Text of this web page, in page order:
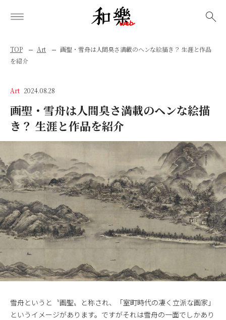
TOP Art
画聖・雪舟は人間臭さ満載のヘンな絵描き？ 生涯と作品
を紹介
Art 2024.08.28
画聖・雪舟は人間臭さ満載のヘンな絵描
き？ 生涯と作品を紹介
雪舟というと〝画聖〟と称され、「室町時代の凄く立派な画家」
というイメージがあります。ですがそれは雪舟の一面でしかあり